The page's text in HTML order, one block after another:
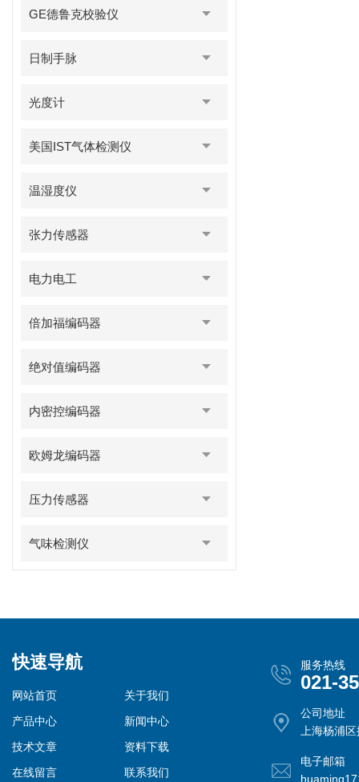
GE德鲁克校验仪
日制手脉
光度计
美国IST气体检测仪
温湿度仪
张力传感器
电力电工
倍加福编码器
绝对值编码器
内密控编码器
欧姆龙编码器
压力传感器
气味检测仪
快速导航
网站首页
关于我们
产品中心
新闻中心
技术文章
资料下载
在线留言
联系我们
服务热线
021-
公司地址
上海杨浦
电子邮箱